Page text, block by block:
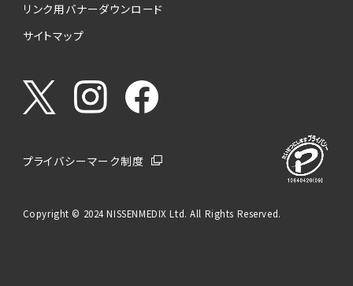
リンク用バナーダウンロード
サイトマップ
プライバシーマーク制度
Copyright © 2024 NISSENMEDIX Ltd. All Rights Reserved.